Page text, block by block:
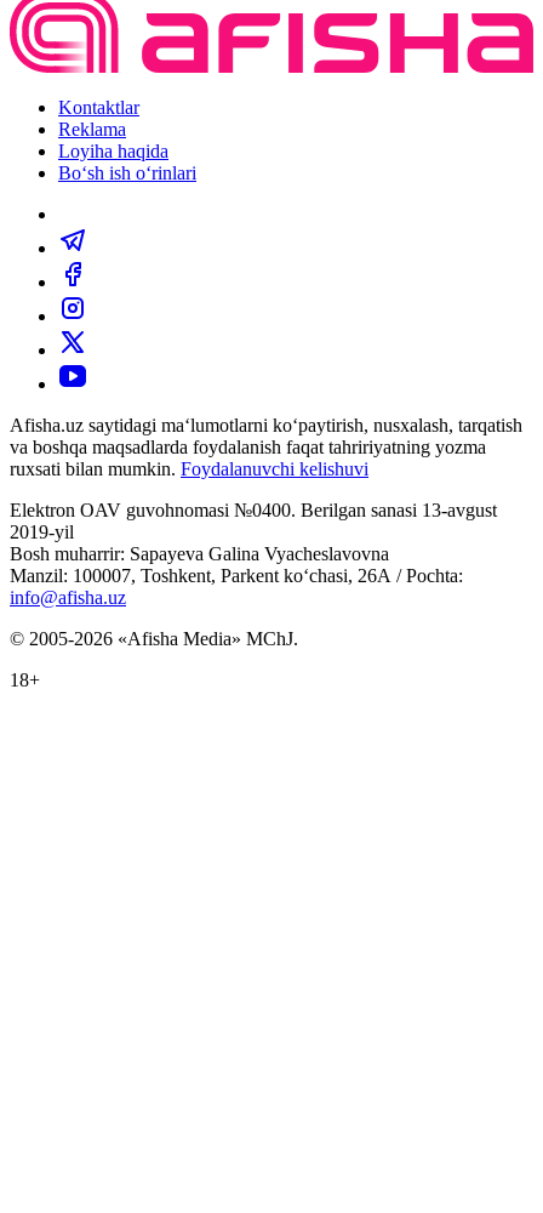
Kontaktlar
Reklama
Loyiha haqida
Bo‘sh ish o‘rinlari
Afisha.uz saytidagi ma‘lumotlarni ko‘paytirish, nusxalash, tarqatish
va boshqa maqsadlarda foydalanish faqat tahririyatning yozma
ruxsati bilan mumkin. Foydalanuvchi kelishuvi
Elektron OAV guvohnomasi №0400. Berilgan sanasi 13-avgust
2019-yil
Bosh muharrir: Sapayeva Galina Vyacheslavovna
Manzil: 100007, Toshkent, Parkent ko‘chasi, 26А / Pochta:
info@afisha.uz
© 2005-2026 «Afisha Media» MChJ.
18+